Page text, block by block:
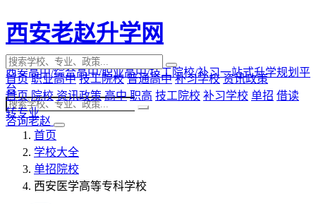
西安老赵升学网
西安高中/综合高中/职业高中/技工院校/补习一站式升学规划平
台
咨询老赵
首页 职业高中 技工院校 普通高中 补习学校 资讯政策
首页 院校 资讯政策 高中 职高 技工院校 补习学校 单招 借读
转专业
首页
学校大全
单招院校
西安医学高等专科学校